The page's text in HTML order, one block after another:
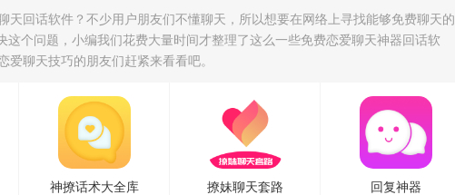
天回话软件？不少用户朋友们不懂聊天，所以想要在网络上寻找能够免费聊天的
这个问题，小编我们花费大量时间才整理了这么一些免费恋爱聊天神器回话软
爱聊天技巧的朋友们赶紧来看看吧。
神撩话术大全库 撩妹聊天套路 回复神器